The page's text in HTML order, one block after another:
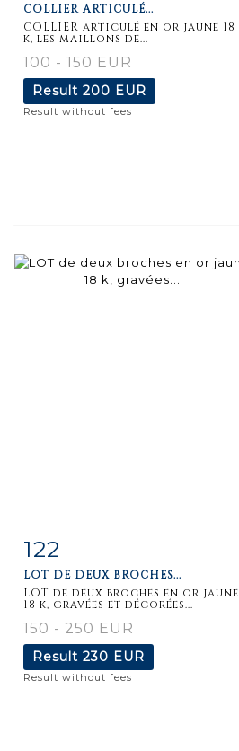
COLLIER ARTICULÉ...
COLLIER articulé en or jaune 18
k, les maillons de...
100 - 150 EUR
Result 200 EUR
Result without fees
Item detail
122
LOT DE DEUX BROCHES...
LOT de deux broches en or jaune
18 k, gravées et décorées...
150 - 250 EUR
Result 230 EUR
Result without fees